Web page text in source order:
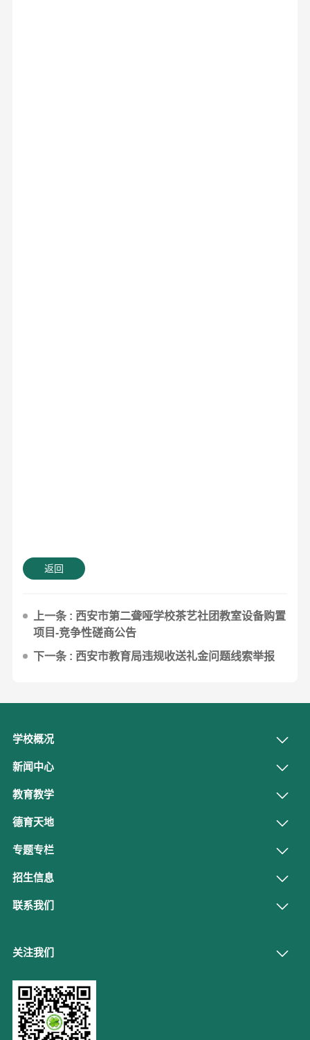
返回
上一条 : 西安市第二聋哑学校茶艺社团教室设备购置
项目-竞争性磋商公告
下一条 : 西安市教育局违规收送礼金问题线索举报
学校概况
新闻中心
教育教学
德育天地
专题专栏
招生信息
联系我们
关注我们